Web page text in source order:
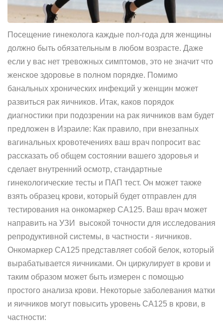
Посещение гинеколога каждые пол-года для женщины
должно быть обязательным в любом возрасте. Даже
если у вас нет тревожных симптомов, это не значит что
женское здоровье в полном порядке. Помимо
банальных хронических инфекций у женщин может
развиться рак яичников. Итак, каков порядок
диагностики при подозрении на рак яичников вам будет
предложен в Израиле: Как правило, при внезапных
вагинальных кровотечениях ваш врач попросит вас
рассказать об общем состоянии вашего здоровья и
сделает внутренний осмотр, стандартные
гинекологические тесты и ПАП тест. Он может также
взять образец крови, который будет отправлен для
тестирования на онкомаркер CA125. Ваш врач может
направить на УЗИ высокой точности для исследования
репродуктивной системы, в частности - яичников.
Онкомаркер CA125 представляет собой белок, который
вырабатывается яичниками. Он циркулирует в крови и
таким образом может быть измерен с помощью
простого анализа крови. Некоторые заболевания матки
и яичников могут повысить уровень CA125 в крови, в
частности: